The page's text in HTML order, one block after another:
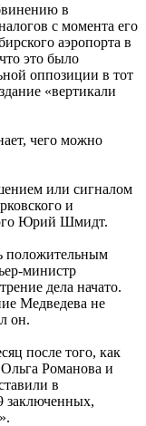
в
с момента его
аэропорта в
это было
оппозиции в тот
«вертикали
чего можно
или сигналом
и
Юрий Шмидт.
положительным
министр
дела начато.
Медведева не
он.
после того, как
Романова и
в
заключенных,